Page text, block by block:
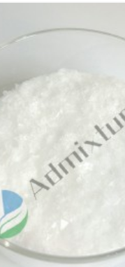
da